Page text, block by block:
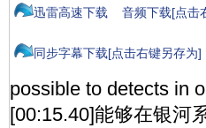
迅雷高速下载 音频下载[点击
同步字幕下载[点击右键另存为]
possible to detects in
[00:15.40]能够在银河